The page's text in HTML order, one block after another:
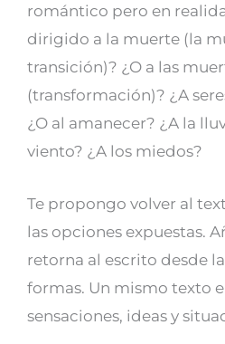
romántico pero en
dirigido a la muerte (la
transición)? ¿O a las
(transformación)? ¿A
¿O al amanecer? ¿A la
viento? ¿A los miedos?
Te propongo volver al
las opciones expuestas.
retorna al escrito desde
formas. Un mismo texto
sensaciones, ideas y